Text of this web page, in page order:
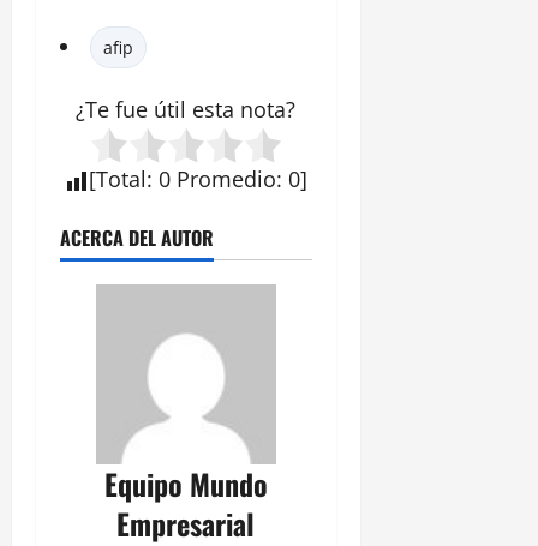
afip
¿Te fue útil esta nota?
[Total: 0 Promedio: 0]
ACERCA DEL AUTOR
Equipo Mundo
Empresarial